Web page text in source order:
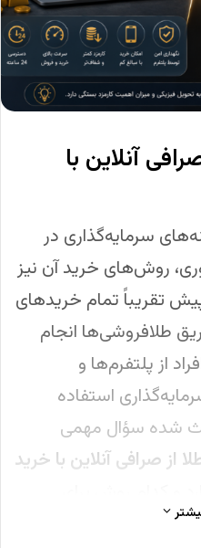
آنلاین با
سرمایه‌گذاری در
روش‌های خرید آن نیز
تقریباً تمام خریدهای
طلافروشی‌ها انجام
از پلتفرم‌ها و
استفاده
شده سؤال مهمی
از صرافی آنلاین با خرید